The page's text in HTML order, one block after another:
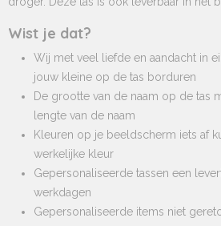
Wist je dat?
Wij met veel liefde en aandacht in
jouw kleine op de tas borduren
De grootte van de naam op de tas
lengte van de naam
Kleuren op je beeldscherm iets af
werkelijke kleur
Gepersonaliseerde tassen een
werkdagen
Gepersonaliseerde items niet